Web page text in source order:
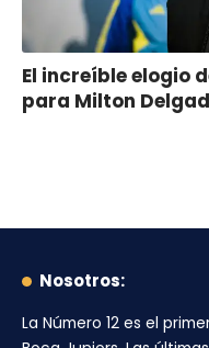
El increíble elogio
para Milton
Nosotros:
La Número 12 es el